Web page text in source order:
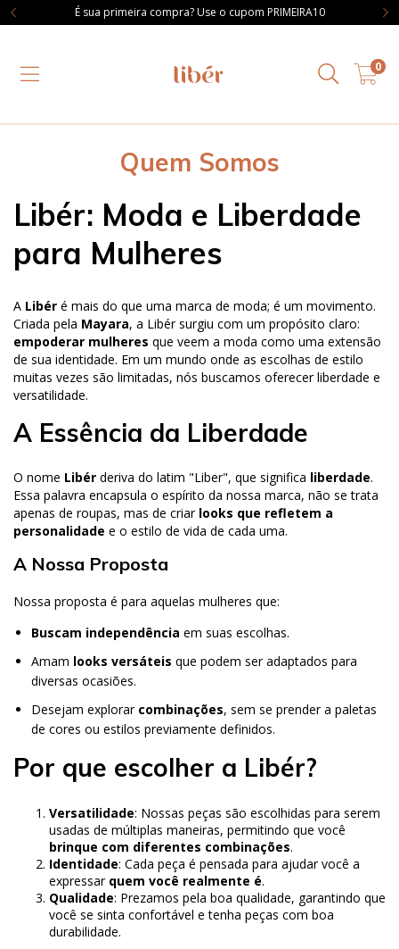
É sua primeira compra? Use o cupom PRIMEIRA10
0
Quem Somos
Libér: Moda e Liberdade
para Mulheres
A Libér é mais do que uma marca de moda; é um movimento.
Criada pela Mayara, a Libér surgiu com um propósito claro:
empoderar mulheres que veem a moda como uma extensão
de sua identidade. Em um mundo onde as escolhas de estilo
muitas vezes são limitadas, nós buscamos oferecer liberdade e
versatilidade.
A Essência da Liberdade
O nome Libér deriva do latim "Liber", que significa liberdade.
Essa palavra encapsula o espírito da nossa marca, não se trata
apenas de roupas, mas de criar looks que refletem a
personalidade e o estilo de vida de cada uma.
A Nossa Proposta
Nossa proposta é para aquelas mulheres que:
Buscam independência em suas escolhas.
Amam looks versáteis que podem ser adaptados para
diversas ocasiões.
Desejam explorar combinações, sem se prender a paletas
de cores ou estilos previamente definidos.
Por que escolher a Libér?
Versatilidade: Nossas peças são escolhidas para serem
usadas de múltiplas maneiras, permitindo que você
brinque com diferentes combinações.
Identidade: Cada peça é pensada para ajudar você a
expressar quem você realmente é.
Qualidade: Prezamos pela boa qualidade, garantindo que
você se sinta confortável e tenha peças com boa
durabilidade.